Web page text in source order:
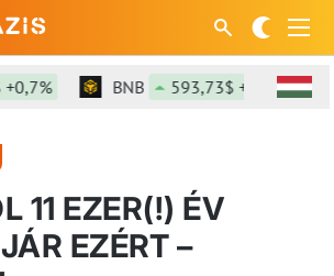
BNB 593,73$ +1,1%
11 EZER(!) ÉV
EZÉRT –